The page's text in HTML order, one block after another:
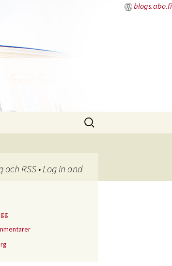
blogs.abo.fi
Sök
efter:
RSS • Log in and